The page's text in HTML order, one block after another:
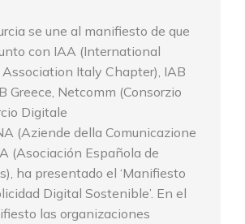
se une al manifiesto de que
con IAA (International
Italy Chapter), IAB
Greece, Netcomm (Consorzio
Digitale
(Aziende della Comunicazione
(Asociación Española de
ha presentado el ‘Manifiesto
Digital Sostenible’. En el
las organizaciones